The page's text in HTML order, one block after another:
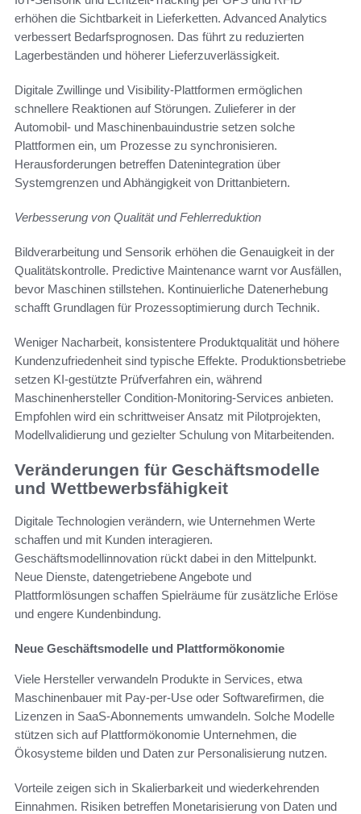
erhöhen die Sichtbarkeit in Lieferketten. Advanced Analytics
verbessert Bedarfsprognosen. Das führt zu reduzierten
Lagerbeständen und höherer Lieferzuverlässigkeit.
Digitale Zwillinge und Visibility-Plattformen ermöglichen
schnellere Reaktionen auf Störungen. Zulieferer in der
Automobil- und Maschinenbauindustrie setzen solche
Plattformen ein, um Prozesse zu synchronisieren.
Herausforderungen betreffen Datenintegration über
Systemgrenzen und Abhängigkeit von Drittanbietern.
Verbesserung von Qualität und Fehlerreduktion
Bildverarbeitung und Sensorik erhöhen die Genauigkeit in der
Qualitätskontrolle. Predictive Maintenance warnt vor Ausfällen,
bevor Maschinen stillstehen. Kontinuierliche Datenerhebung
schafft Grundlagen für Prozessoptimierung durch Technik.
Weniger Nacharbeit, konsistentere Produktqualität und höhere
Kundenzufriedenheit sind typische Effekte. Produktionsbetriebe
setzen KI-gestützte Prüfverfahren ein, während
Maschinenhersteller Condition-Monitoring-Services anbieten.
Empfohlen wird ein schrittweiser Ansatz mit Pilotprojekten,
Modellvalidierung und gezielter Schulung von Mitarbeitenden.
Veränderungen für Geschäftsmodelle
und Wettbewerbsfähigkeit
Digitale Technologien verändern, wie Unternehmen Werte
schaffen und mit Kunden interagieren.
Geschäftsmodellinnovation rückt dabei in den Mittelpunkt.
Neue Dienste, datengetriebene Angebote und
Plattformlösungen schaffen Spielräume für zusätzliche Erlöse
und engere Kundenbindung.
Neue Geschäftsmodelle und Plattformökonomie
Viele Hersteller verwandeln Produkte in Services, etwa
Maschinenbauer mit Pay-per-Use oder Softwarefirmen, die
Lizenzen in SaaS-Abonnements umwandeln. Solche Modelle
stützen sich auf Plattformökonomie Unternehmen, die
Ökosysteme bilden und Daten zur Personalisierung nutzen.
Vorteile zeigen sich in Skalierbarkeit und wiederkehrenden
Einnahmen. Risiken betreffen Monetarisierung von Daten und